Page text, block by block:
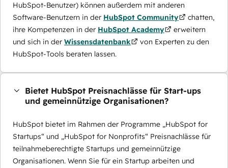
HubSpot-Benutzer) können außerdem mit anderen
Software-Benutzern in der HubSpot Community
chatten,
ihre Kompetenzen in der HubSpot Academy
erweitern
und sich in der Wissensdatenbank
von Experten zu den
HubSpot-Tools beraten lassen.
Bietet HubSpot Preisnachlässe für Start-ups
und gemeinnützige Organisationen?
HubSpot bietet im Rahmen der Programme „HubSpot for
Startups“ und „HubSpot for Nonprofits“ Preisnachlässe für
teilnahmeberechtigte Startups und gemeinnützige
Organisationen. Wenn Sie für ein Startup arbeiten und